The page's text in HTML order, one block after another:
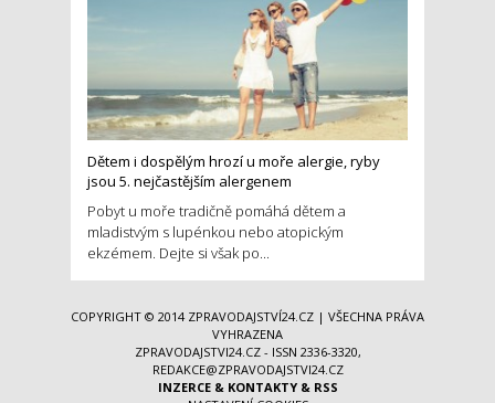
Dětem i dospělým hrozí u moře alergie, ryby
jsou 5. nejčastějším alergenem
Pobyt u moře tradičně pomáhá dětem a
mladistvým s lupénkou nebo atopickým
ekzémem. Dejte si však po...
COPYRIGHT © 2014 ZPRAVODAJSTVÍ24.CZ | VŠECHNA PRÁVA
VYHRAZENA
ZPRAVODAJSTVI24.CZ - ISSN 2336-3320,
REDAKCE@ZPRAVODAJSTVI24.CZ
INZERCE& KONTAKTY& RSS